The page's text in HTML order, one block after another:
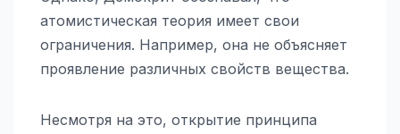
атомистическая теория имеет свои
ограничения. Например, она не объясняет
проявление различных свойств вещества.
Несмотря на это, открытие принципа